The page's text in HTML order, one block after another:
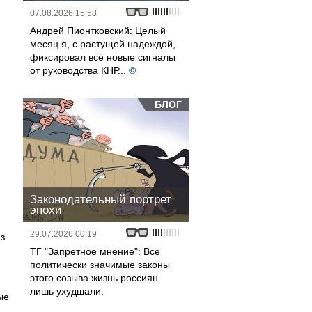
07.08.2026 15:58
Андрей Пионтковский: Целый
месяц я, с растущей надеждой,
фиксировал всё новые сигналы
от руководства КНР...
©
БЛОГ
Законодательный портрет
эпохи
29.07.2026 00:19
ТГ "Запретное мнение": Все
политически значимые законы
этого созыва жизнь россиян
лишь ухудшали.